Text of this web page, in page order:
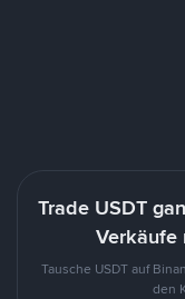
Trade USDT
Verkäufe
Tausche USDT auf
den